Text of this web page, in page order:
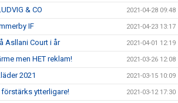
& CO 2021-04-28 09:48
IF 2021-04-23 13:17
Asllani Court i år 2021-04-01 12:19
men HET reklam! 2021-03-26 12:08
2021 2021-03-15 10:09
ytterligare! 2021-03-12 17:30